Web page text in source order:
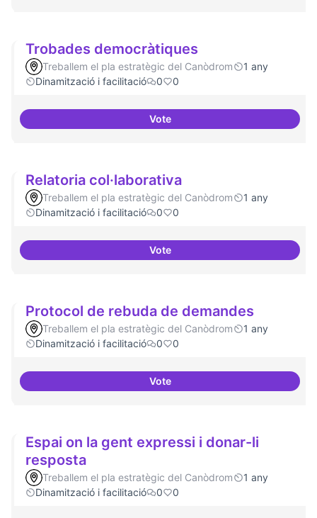
Trobades democràtiques
Treballem el pla estratègic del Canòdrom
1 any
Dinamització i facilitació
0 0
VoteTrobades democràtiques
Relatoria col·laborativa
Treballem el pla estratègic del Canòdrom
1 any
Dinamització i facilitació
0 0
VoteRelatoria col·laborativa
Protocol de rebuda de demandes
Treballem el pla estratègic del Canòdrom
1 any
Dinamització i facilitació
0 0
VoteProtocol de rebuda de
Espai on la gent expressi i donar-li
resposta
Treballem el pla estratègic del Canòdrom
1 any
Dinamització i facilitació
0 0